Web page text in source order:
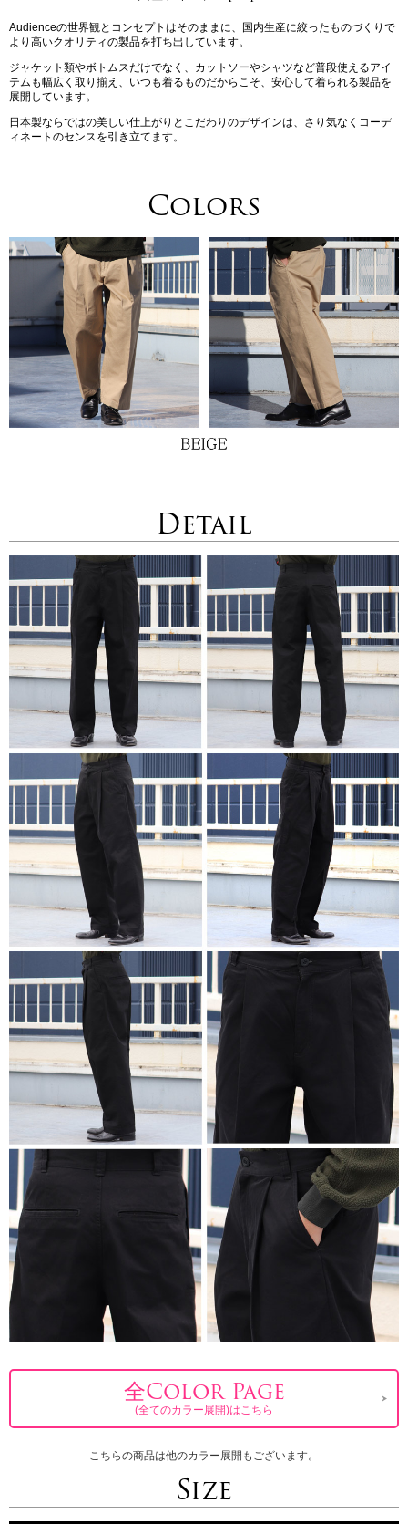
Audienceの世界観とコンセプトはそのままに、国内生産に絞ったものづくりで
より高いクオリティの製品を打ち出しています。
ジャケット類やボトムスだけでなく、カットソーやシャツなど普段使えるアイ
テムも幅広く取り揃え、いつも着るものだからこそ、安心して着られる製品を
展開しています。
日本製ならではの美しい仕上がりとこだわりのデザインは、さり気なくコーデ
ィネートのセンスを引き立てます。
Colors
Detail
全Color Page
(全てのカラー展開)はこちら
こちらの商品は他のカラー展開もございます。
Size